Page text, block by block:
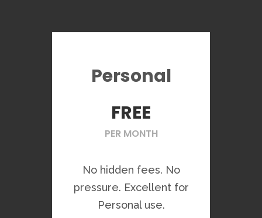
Personal
FREE
PER MONTH
No hidden fees. No
pressure. Excellent for
Personal use.